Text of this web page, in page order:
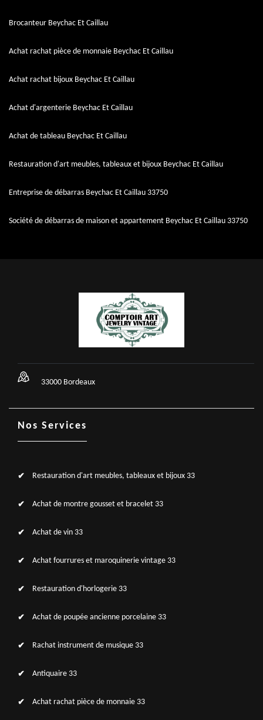
Brocanteur Beychac Et Caillau
Achat rachat pièce de monnaie Beychac Et Caillau
Achat rachat bijoux Beychac Et Caillau
Achat d'argenterie Beychac Et Caillau
Achat de tableau Beychac Et Caillau
Restauration d'art meubles, tableaux et bijoux Beychac Et Caillau
Entreprise de débarras Beychac Et Caillau 33750
Société de débarras de maison et appartement Beychac Et Caillau 33750
33000 Bordeaux
Nos Services
Restauration d'art meubles, tableaux et bijoux 33
Achat de montre gousset et bracelet 33
Achat de vin 33
Achat fourrures et maroquinerie vintage 33
Restauration d'horlogerie 33
Achat de poupée ancienne porcelaine 33
Rachat instrument de musique 33
Antiquaire 33
Achat rachat pièce de monnaie 33